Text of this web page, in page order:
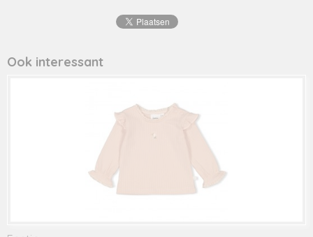
Productcode leverancier
Ook interessant